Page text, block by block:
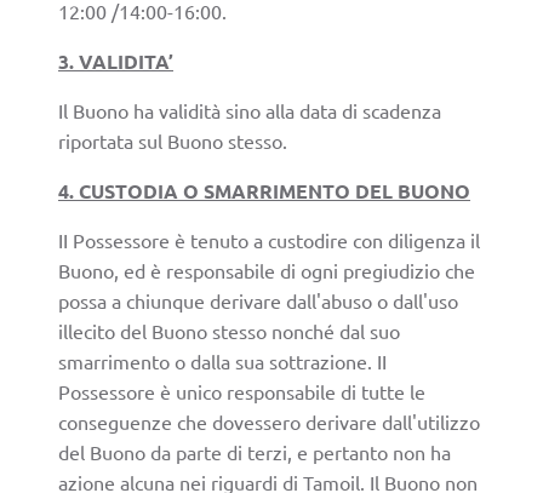
12:00 /14:00-16:00.
3. VALIDITA’
Il Buono ha validità sino alla data di scadenza
riportata sul Buono stesso.
4. CUSTODIA O SMARRIMENTO DEL BUONO
II Possessore è tenuto a custodire con diligenza il
Buono, ed è responsabile di ogni pregiudizio che
possa a chiunque derivare dall'abuso o dall'uso
illecito del Buono stesso nonché dal suo
smarrimento o dalla sua sottrazione. II
Possessore è unico responsabile di tutte le
conseguenze che dovessero derivare dall'utilizzo
del Buono da parte di terzi, e pertanto non ha
azione alcuna nei riguardi di Tamoil. Il Buono non